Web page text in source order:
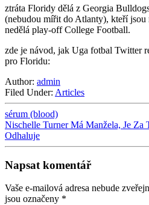
ztráta Floridy dělá z Georgia
(nebudou mířit do Atlanty), kteří jsou
nedělá play-off College Football.
zde je návod, jak Uga fotbal Twitter
pro Floridu:
Author: admin
Filed Under: Articles
sérum (blood)
Nischelle Turner Má Manžela, Je Za
Odhaluje
Napsat komentář
Vaše e-mailová adresa nebude
jsou označeny *